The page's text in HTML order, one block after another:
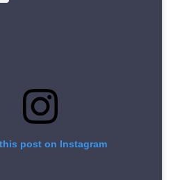
post on Instagram